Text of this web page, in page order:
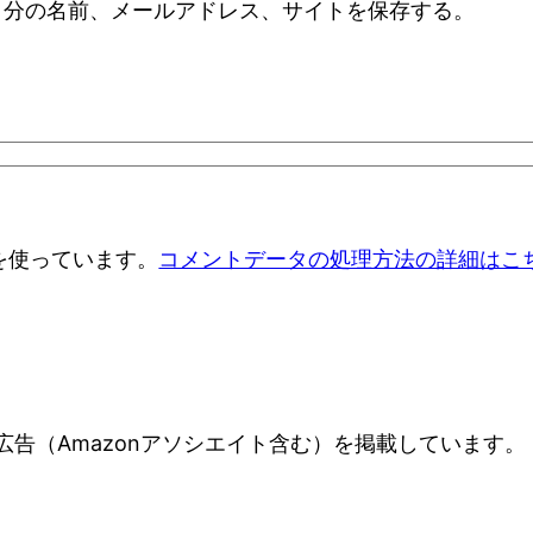
の名前、メールアドレス、サイトを保存する。
っています。 コメントデータの処理方法の詳細はこ
告（Amazonアソシエイト含む）を掲載しています。